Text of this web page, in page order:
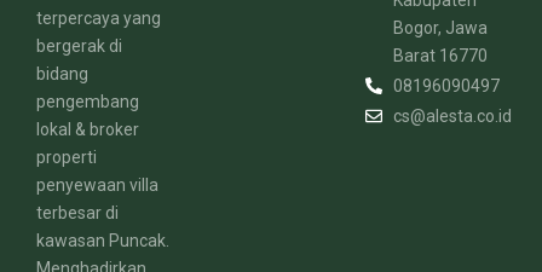
terpercaya yang
bergerak di
bidang
pengembang
lokal & broker
properti
penyewaan villa
terbesar di
kawasan Puncak.
Menghadirkan
Bogor, Jawa
Barat 16770
08196090497
cs@alesta.co.id